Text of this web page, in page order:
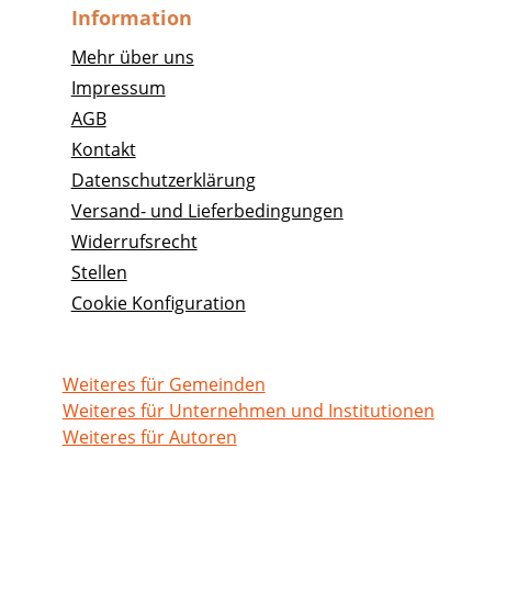
Information
Mehr über uns
Impressum
AGB
Kontakt
Datenschutzerklärung
Versand- und Lieferbedingungen
Widerrufsrecht
Stellen
Cookie Konfiguration
Weiteres für Gemeinden
Weiteres für Unternehmen und Institutionen
Weiteres für Autoren